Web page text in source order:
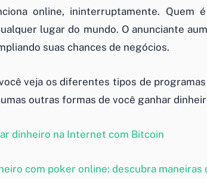
online, ininterruptamente. Quem
lugar do mundo. O anunciante
suas chances de negócios.
veja os diferentes tipos de
outras formas de você ganhar
dinheiro na Internet com Bitcoin
com poker online: descubra maneiras